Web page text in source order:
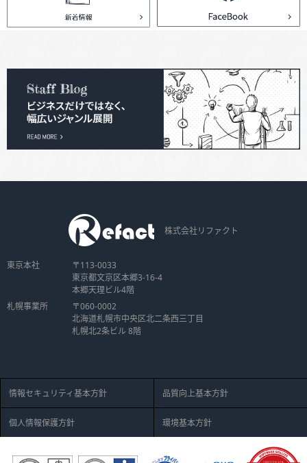
株式会社リファクト
東京本社
〒113-0033
東京都文京区本郷3-16-4
本郷天理ビル4階
札幌事業所
〒060-0002
北海道札幌市中央区北二条西三丁目
札幌北2条ビル 8階
情報セキュリティ基本方針 品質向上基本方針
個人情報保護方針 環境基本方針